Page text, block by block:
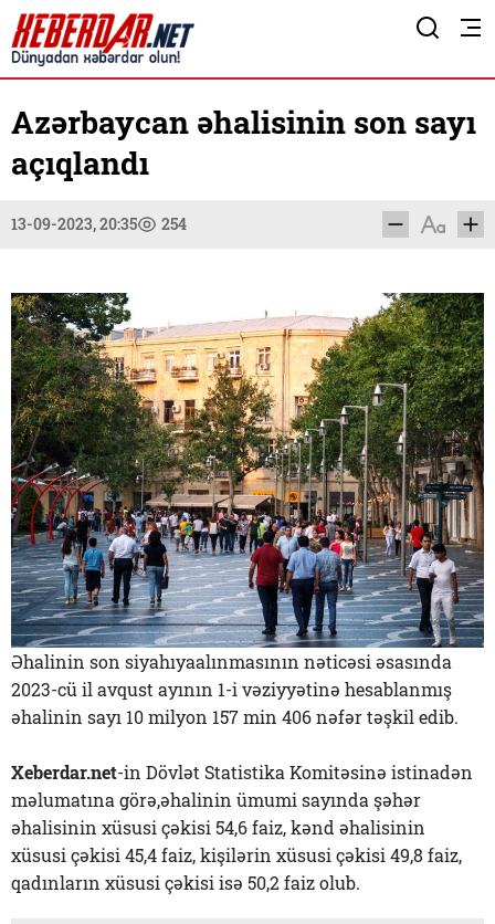
Azərbaycan əhalisinin son sayı
açıqlandı
13-09-2023, 20:35 254
Əhalinin son siyahıyaalınmasının nəticəsi əsasında
2023-cü il avqust ayının 1-i vəziyyətinə hesablanmış
əhalinin sayı 10 milyon 157 min 406 nəfər təşkil edib.
Xeberdar.net-in Dövlət Statistika Komitəsinə istinadən
məlumatına görə,əhalinin ümumi sayında şəhər
əhalisinin xüsusi çəkisi 54,6 faiz, kənd əhalisinin
xüsusi çəkisi 45,4 faiz, kişilərin xüsusi çəkisi 49,8 faiz,
qadınların xüsusi çəkisi isə 50,2 faiz olub.